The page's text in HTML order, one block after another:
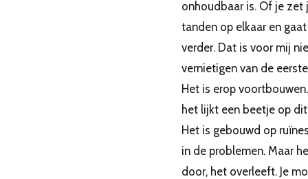
onhoudbaar is. Of je zet
tanden op elkaar en gaat
verder. Dat is voor mij
vernietigen van de
Het is erop
het lijkt een beetje op
Het is gebouwd op
in de problemen. Maar
door, het overleeft. Je